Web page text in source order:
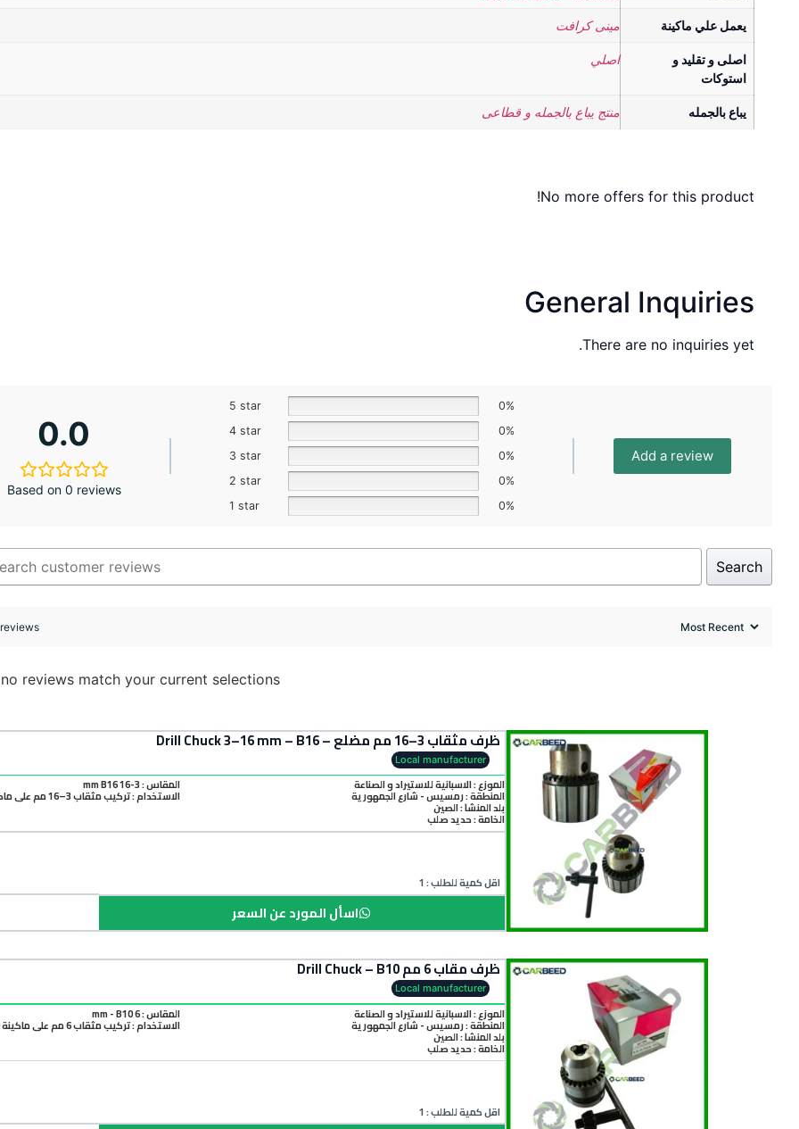
يعمل علي ماكينة مينى كرافت
اصلى و تقليد و
استوكات
اصلي
يباع بالجمله منتج يباع بالجمله و قطاعى
No more offers for this product!
General Inquiries
There are no inquiries yet.
0.0
Based on 0 reviews
5 star
0%
4 star
0%
3 star
0%
2 star
0%
1 star
0%
Add a review
Search
reviews match your current selections
ظرف مثقاب 3–16 مم مضلع – Drill Chuck 3–16 mm – B16
Local manufacturer
الموزع : الاسبانية للاستيراد و الصناعة
المنطقة :رمسيس - شارع الجمهورية
بلد المنشأ :الصين
الخامة :حديد صلب
المقاس : 3-16 mm B16
الاستخدام : تركيب مثقاب 3–16 مم على ماكينة B16
اقل كمية للطلب : 1
اسأل المورد عن السعر
ظرف مقاب 6 مم Drill Chuck – B10
Local manufacturer
الموزع : الاسبانية للاستيراد و الصناعة
المنطقة :رمسيس - شارع الجمهورية
بلد المنشأ :الصين
الخامة :حديد صلب
المقاس : 6 mm - B10
الاستخدام : تركيب مثقاب 6 مم على ماكينة B10
اقل كمية للطلب : 1